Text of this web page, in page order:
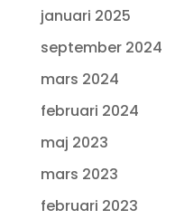
januari 2025
september 2024
mars 2024
februari 2024
maj 2023
mars 2023
februari 2023